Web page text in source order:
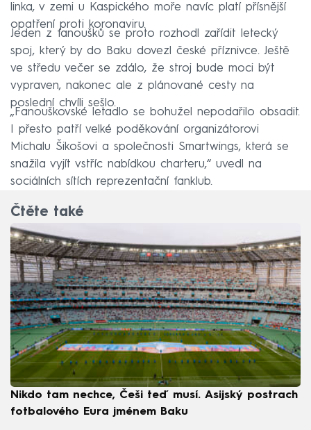
linka, v zemi u Kaspického moře navíc platí přísnější
opatření proti koronaviru.
Jeden z fanoušků se proto rozhodl zařídit letecký
spoj, který by do Baku dovezl české příznivce. Ještě
ve středu večer se zdálo, že stroj bude moci být
vypraven, nakonec ale z plánované cesty na
poslední chvíli sešlo.
„Fanouškovské letadlo se bohužel nepodařilo obsadit.
I přesto patří velké poděkování organizátorovi
Michalu Šikošovi a společnosti Smartwings, která se
snažila vyjít vstříc nabídkou charteru,“ uvedl na
sociálních sítích reprezentační fanklub.
Čtěte také
Nikdo tam nechce, Češi teď musí. Asijský postrach
fotbalového Eura jménem Baku